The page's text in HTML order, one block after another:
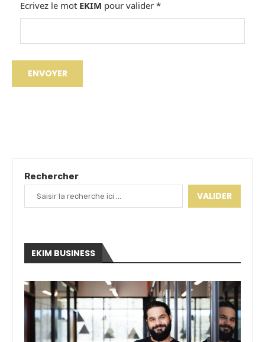
Ecrivez le mot EKIM pour valider *
Rechercher
VALIDER
EKIM BUSINESS